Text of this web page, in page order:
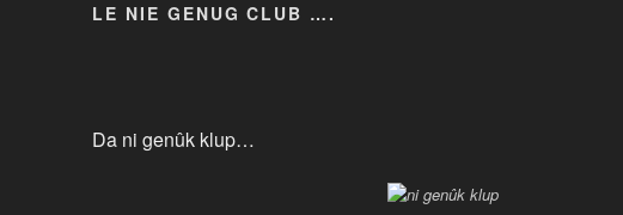
LE NIE GENUG CLUB ….
Da ni genûk klup…